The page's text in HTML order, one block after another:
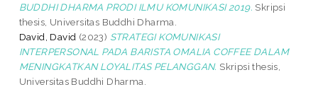
BUDDHI DHARMA PRODI ILMU KOMUNIKASI 2019. Skripsi
thesis, Universitas Buddhi Dharma.
David, David (2023) STRATEGI KOMUNIKASI
INTERPERSONAL PADA BARISTA OMALIA COFFEE DALAM
MENINGKATKAN LOYALITAS PELANGGAN. Skripsi thesis,
Universitas Buddhi Dharma.